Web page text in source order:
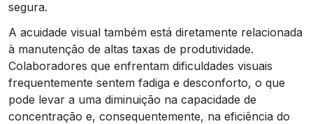
segura.
A acuidade visual também está diretamente relacionada
à manutenção de altas taxas de produtividade.
Colaboradores que enfrentam dificuldades visuais
frequentemente sentem fadiga e desconforto, o que
pode levar a uma diminuição na capacidade de
concentração e, consequentemente, na eficiência do